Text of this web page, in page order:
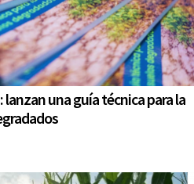
una guía técnica para la